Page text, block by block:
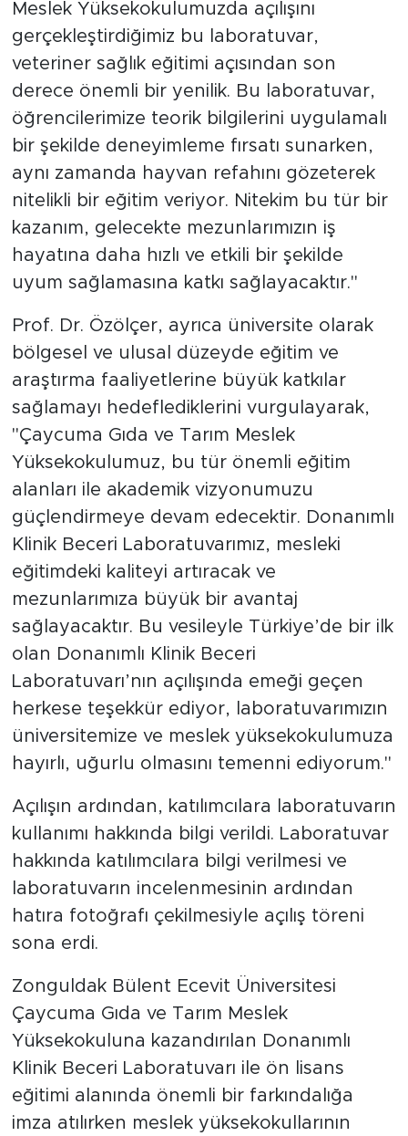
Meslek Yüksekokulumuzda açılışını
gerçekleştirdiğimiz bu laboratuvar,
veteriner sağlık eğitimi açısından son
derece önemli bir yenilik. Bu laboratuvar,
öğrencilerimize teorik bilgilerini uygulamalı
bir şekilde deneyimleme fırsatı sunarken,
aynı zamanda hayvan refahını gözeterek
nitelikli bir eğitim veriyor. Nitekim bu tür bir
kazanım, gelecekte mezunlarımızın iş
hayatına daha hızlı ve etkili bir şekilde
uyum sağlamasına katkı sağlayacaktır."
Prof. Dr. Özölçer, ayrıca üniversite olarak
bölgesel ve ulusal düzeyde eğitim ve
araştırma faaliyetlerine büyük katkılar
sağlamayı hedeflediklerini vurgulayarak,
"Çaycuma Gıda ve Tarım Meslek
Yüksekokulumuz, bu tür önemli eğitim
alanları ile akademik vizyonumuzu
güçlendirmeye devam edecektir. Donanımlı
Klinik Beceri Laboratuvarımız, mesleki
eğitimdeki kaliteyi artıracak ve
mezunlarımıza büyük bir avantaj
sağlayacaktır. Bu vesileyle Türkiye’de bir ilk
olan Donanımlı Klinik Beceri
Laboratuvarı’nın açılışında emeği geçen
herkese teşekkür ediyor, laboratuvarımızın
üniversitemize ve meslek yüksekokulumuza
hayırlı, uğurlu olmasını temenni ediyorum."
Açılışın ardından, katılımcılara laboratuvarın
kullanımı hakkında bilgi verildi. Laboratuvar
hakkında katılımcılara bilgi verilmesi ve
laboratuvarın incelenmesinin ardından
hatıra fotoğrafı çekilmesiyle açılış töreni
sona erdi.
Zonguldak Bülent Ecevit Üniversitesi
Çaycuma Gıda ve Tarım Meslek
Yüksekokuluna kazandırılan Donanımlı
Klinik Beceri Laboratuvarı ile ön lisans
eğitimi alanında önemli bir farkındalığa
imza atılırken meslek yüksekokullarının